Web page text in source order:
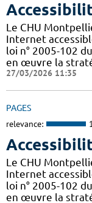
Le CHU
Internet
loi n° 2005-102
en œuvre la
27/03/2026 11:35
PAGES
relevance:
Le CHU
Internet
loi n° 2005-102
en œuvre la